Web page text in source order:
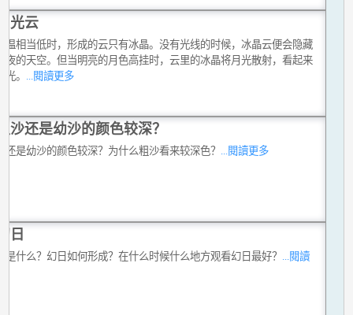
光云
温相当低时，形成的云只有冰晶。没有光线的时候，冰晶云便会隐藏
夜的天空。但当明亮的月色高挂时，云里的冰晶将月光散射，看起来
光。 ...閱讀更多
沙还是幼沙的颜色较深？
还是幼沙的颜色较深？为什么粗沙看来较深色？ ...閱讀更多
日
是什么？幻日如何形成？在什么时候什么地方观看幻日最好？ ...閱讀